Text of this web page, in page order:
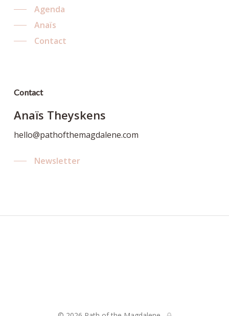
Agenda
Anaïs
Contact
Contact
Anaïs Theyskens
hello@pathofthemagdalene.com
Newsletter